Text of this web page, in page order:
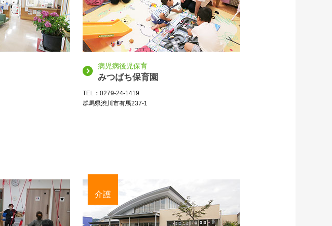
病児病後児保育
みつばち保育園
TEL：0279-24-1419
群馬県渋川市有馬237-1
介護